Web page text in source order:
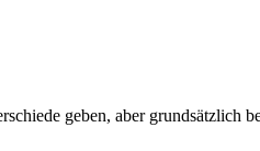
geben, aber grundsätzlich